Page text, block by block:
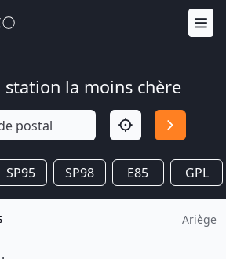
station la moins chère
SP95 SP98 E85 GPL
Ariège